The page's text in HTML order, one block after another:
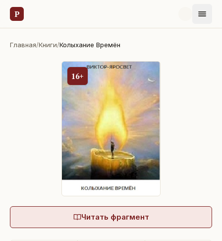
Р
Главная/Книги/Колыхание Времён
16+
Читать фрагмент